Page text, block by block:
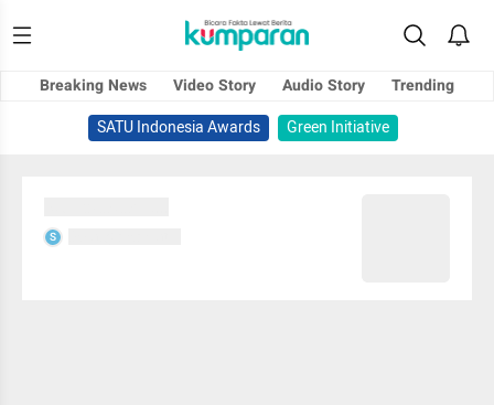
Breaking News Video Story Audio Story
Trending
SATU Indonesia Awards
Green Initiative
S